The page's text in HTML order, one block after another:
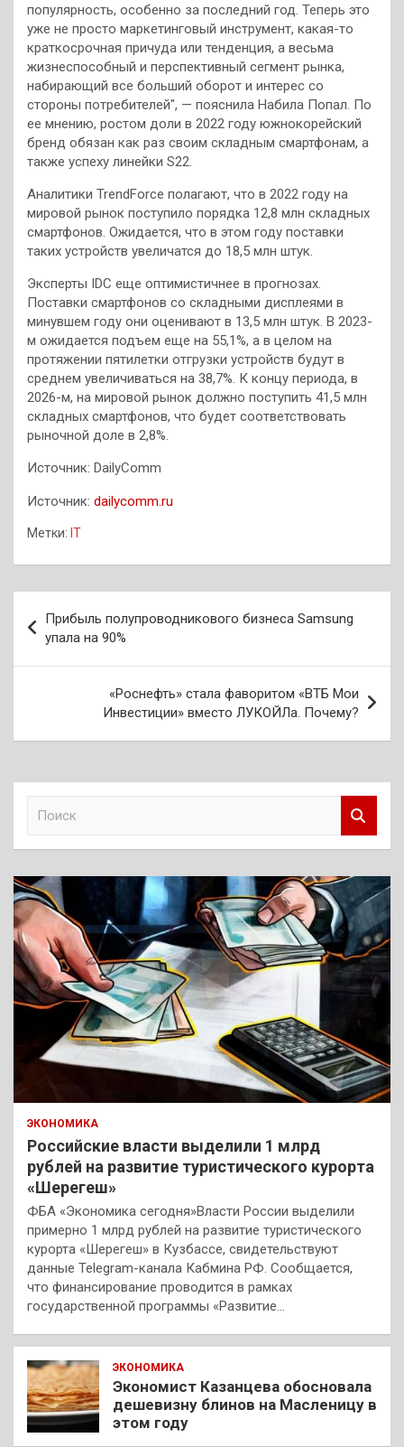
популярность, особенно за последний год. Теперь это
уже не просто маркетинговый инструмент, какая-то
краткосрочная причуда или тенденция, а весьма
жизнеспособный и перспективный сегмент рынка,
набирающий все больший оборот и интерес со
стороны потребителей", — пояснила Набила Попал. По
ее мнению, ростом доли в 2022 году южнокорейский
бренд обязан как раз своим складным смартфонам, а
также успеху линейки S22.
Аналитики TrendForce полагают, что в 2022 году на
мировой рынок поступило порядка 12,8 млн складных
смартфонов. Ожидается, что в этом году поставки
таких устройств увеличатся до 18,5 млн штук.
Эксперты IDC еще оптимистичнее в прогнозах.
Поставки смартфонов со складными дисплеями в
минувшем году они оценивают в 13,5 млн штук. В 2023-
м ожидается подъем еще на 55,1%, а в целом на
протяжении пятилетки отгрузки устройств будут в
среднем увеличиваться на 38,7%. К концу периода, в
2026-м, на мировой рынок должно поступить 41,5 млн
складных смартфонов, что будет соответствовать
рыночной доле в 2,8%.
Источник: DailyComm
Источник: dailycomm.ru
Метки: IT
по
записям
Прибыль полупроводникового бизнеса Samsung
упала на 90%
«Роснефть» стала фаворитом «ВТБ Мои
Инвестиции» вместо ЛУКОЙЛа. Почему?
к
ЭКОНОМИКА
Российские власти выделили 1 млрд
рублей на развитие туристического курорта
«Шерегеш»
ФБА «Экономика сегодня»Власти России выделили
примерно 1 млрд рублей на развитие туристического
курорта «Шерегеш» в Кузбассе, свидетельствуют
данные Telegram-канала Кабмина РФ. Сообщается,
что финансирование проводится в рамках
государственной программы «Развитие…
ЭКОНОМИКА
Экономист Казанцева обосновала
дешевизну блинов на Масленицу в
этом году